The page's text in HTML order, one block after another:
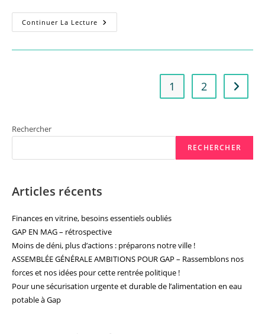
Continuer La Lecture 2025
:
Budget
1 2 Aller à
Rechercher
RECHERCHER
Articles récents
Finances en vitrine, besoins essentiels oubliés
GAP EN MAG – rétrospective
Moins de déni, plus d’actions : préparons notre ville !
ASSEMBLÉE GÉNÉRALE AMBITIONS POUR GAP – Rassemblons nos
forces et nos idées pour cette rentrée politique !
Pour une sécurisation urgente et durable de l’alimentation en eau
potable à Gap